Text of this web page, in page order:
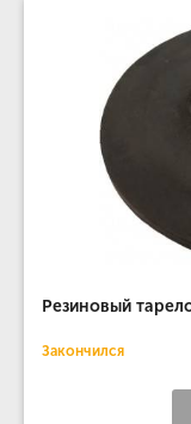
Резиновый
Закончился